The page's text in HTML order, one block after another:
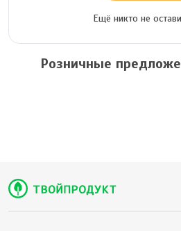
Ещё никто не
Розничные